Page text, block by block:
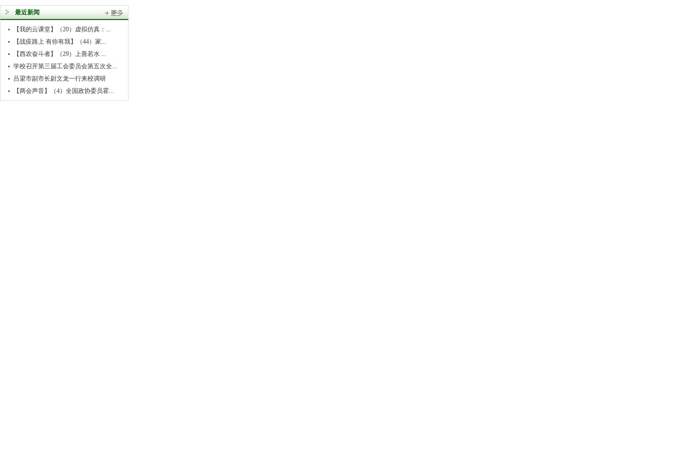
最近新闻
【我的云课堂】（20）虚拟仿真：...
【战疫路上 有你有我】（44）家...
【西农奋斗者】（29）上善若水 ...
学校召开第三届工会委员会第五次全...
吕梁市副市长尉文龙一行来校调研
【两会声音】（4）全国政协委员霍...